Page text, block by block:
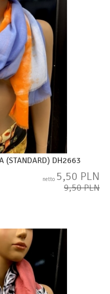
(STANDARD) DH2663
netto 5,50 PLN
9,50 PLN